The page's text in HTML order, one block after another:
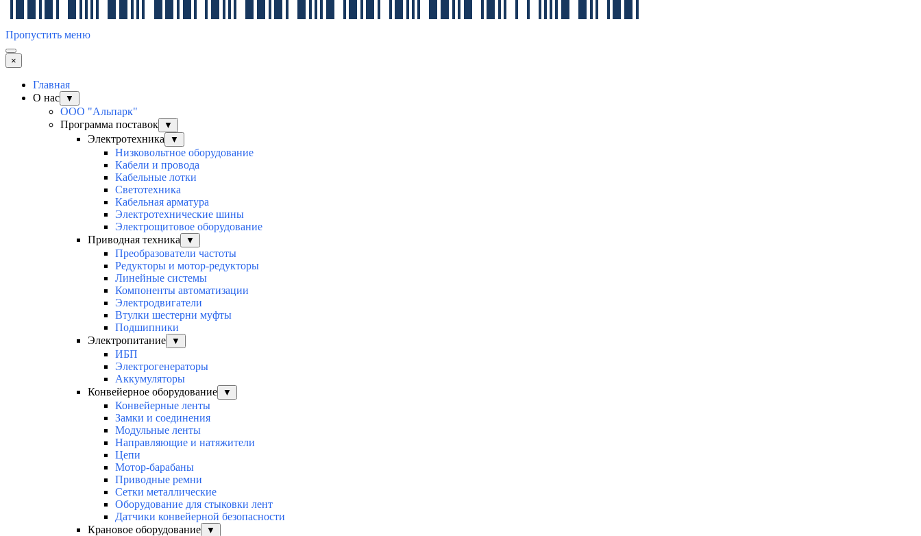
Пропустить меню
×
Главная
О нас
▼
ООО "Альпарк"
Программа поставок
▼
Электротехника ▼
Низковольтное оборудование
Кабели и провода
Кабельные лотки
Светотехника
Кабельная арматура
Электротехнические шины
Электрощитовое оборудование
Приводная техника
▼
Преобразователи частоты
Редукторы и мотор-редукторы
Линейные системы
Компоненты автоматизации
Электродвигатели
Втулки шестерни муфты
Подшипники
Электропитание
▼
ИБП
Электрогенераторы
Аккумуляторы
Конвейерное оборудование
▼
Конвейерные ленты
Замки и соединения
Модульные ленты
Направляющие и натяжители
Цепи
Мотор-барабаны
Приводные ремни
Сетки металлические
Оборудование для стыковки лент
Датчики конвейерной безопасности
Крановое оборудование
▼